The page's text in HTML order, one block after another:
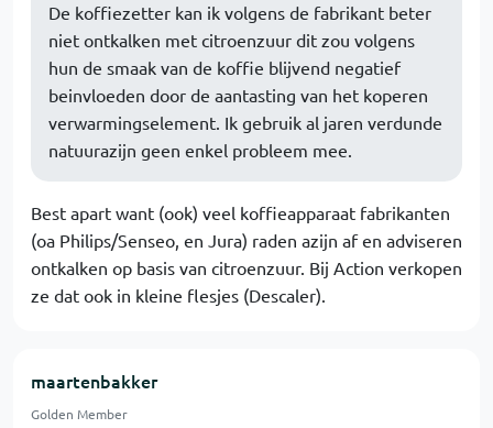
De koffiezetter kan ik volgens de fabrikant beter
niet ontkalken met citroenzuur dit zou volgens
hun de smaak van de koffie blijvend negatief
beinvloeden door de aantasting van het koperen
verwarmingselement. Ik gebruik al jaren verdunde
natuurazijn geen enkel probleem mee.
Best apart want (ook) veel koffieapparaat fabrikanten
(oa Philips/Senseo, en Jura) raden azijn af en adviseren
ontkalken op basis van citroenzuur. Bij Action verkopen
ze dat ook in kleine flesjes (Descaler).
maartenbakker
Golden Member